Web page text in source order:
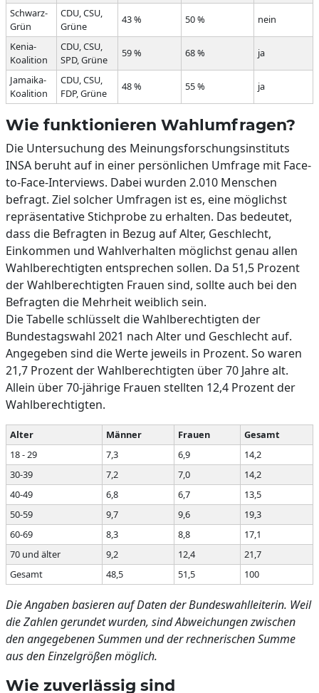
Schwarz-
Grün
CDU, CSU,
Grüne
43 % 50 % nein
Kenia-
Koalition
CDU, CSU,
SPD, Grüne
59 % 68 % ja
Jamaika-
Koalition
CDU, CSU,
FDP, Grüne
48 % 55 % ja
Wie funktionieren Wahlumfragen?
Die Untersuchung des Meinungsforschungsinstituts
INSA beruht auf in einer persönlichen Umfrage mit Face-
to-Face-Interviews. Dabei wurden 2.010 Menschen
befragt. Ziel solcher Umfragen ist es, eine möglichst
repräsentative Stichprobe zu erhalten. Das bedeutet,
dass die Befragten in Bezug auf Alter, Geschlecht,
Einkommen und Wahlverhalten möglichst genau allen
Wahlberechtigten entsprechen sollen. Da 51,5 Prozent
der Wahlberechtigten Frauen sind, sollte auch bei den
Befragten die Mehrheit weiblich sein.
Die Tabelle schlüsselt die Wahlberechtigten der
Bundestagswahl 2021 nach Alter und Geschlecht auf.
Angegeben sind die Werte jeweils in Prozent. So waren
21,7 Prozent der Wahlberechtigten über 70 Jahre alt.
Allein über 70-jährige Frauen stellten 12,4 Prozent der
Wahlberechtigten.
Alter Männer Frauen
Gesamt
18 - 29
7,3 6,9
14,2
30-39
7,2 7,0
14,2
40-49
6,8 6,7
13,5
50-59
9,7 9,6
19,3
60-69
8,3 8,8
17,1
70 und älter
9,2 12,4
21,7
Gesamt
48,5 51,5 100
Die Angaben basieren auf Daten der Bundeswahlleiterin. Weil
die Zahlen gerundet wurden, sind Abweichungen zwischen
den angegebenen Summen und der rechnerischen Summe
aus den Einzelgrößen möglich.
Wie zuverlässig sind